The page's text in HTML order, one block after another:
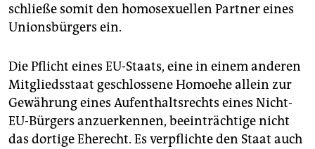
schließe somit den homosexuellen Partner eines
Unionsbürgers ein.
Die Pflicht eines EU-Staats, eine in einem anderen
Mitgliedsstaat geschlossene Homoehe allein zur
Gewährung eines Aufenthaltsrechts eines Nicht-
EU-Bürgers anzuerkennen, beeinträchtige nicht
das dortige Eherecht. Es verpflichte den Staat auch